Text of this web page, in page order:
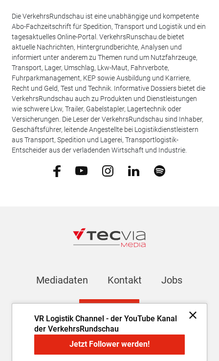
VR Logistik Channel - der YouTube Kanal
der VerkehrsRundschau
Jetzt Follower werden!
Die VerkehrsRundschau ist eine unabhängige und kompetente
Abo-Fachzeitschrift für Spedition, Transport und Logistik und ein
tagesaktuelles Online-Portal. VerkehrsRunschau.de bietet
aktuelle Nachrichten, Hintergrundberichte, Analysen und
informiert unter anderem zu Themen rund um Nutzfahrzeuge,
Transport, Lager, Umschlag, Lkw-Maut, Fahrverbote,
Fuhrparkmanagement, KEP sowie Ausbildung und Karriere,
Recht und Geld, Test und Technik. Informative Dossiers bietet die
VerkehrsRundschau auch zu Produkten und Dienstleistungen
wie schwere Lkw, Trailer, Gabelstapler, Lagertechnik oder
Versicherungen. Die Leser der VerkehrsRundschau sind Inhaber,
Geschäftsführer, leitende Angestellte bei Logistikdienstleistern
aus Transport, Spedition und Lagerei, Transportlogistik-
Entscheider aus der verladenden Wirtschaft und Industrie.
Mediadaten Kontakt Jobs
AGB Datenschutz Cookie-Einstellungen